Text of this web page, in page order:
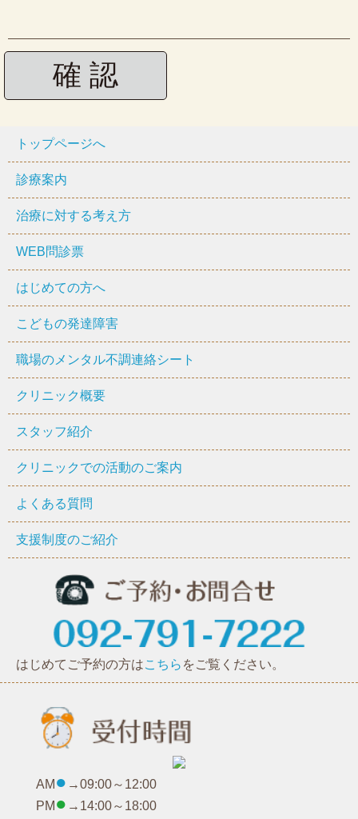
トップページへ
診療案内
治療に対する考え方
WEB問診票
はじめての方へ
こどもの発達障害
職場のメンタル不調連絡シート
クリニック概要
スタッフ紹介
クリニックでの活動のご案内
よくある質問
支援制度のご紹介
はじめてご予約の方はこちら をご覧ください。
AM ● →09:00～12:00
PM ● →14:00～18:00